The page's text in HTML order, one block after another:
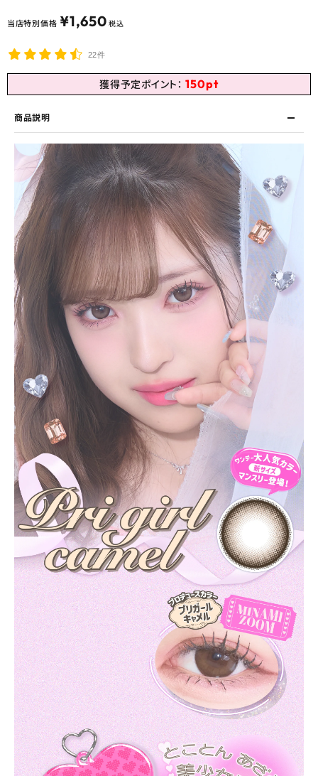
当店特別価格 ¥1,650 税込
22件
獲得予定ポイント： 150pt
商品説明